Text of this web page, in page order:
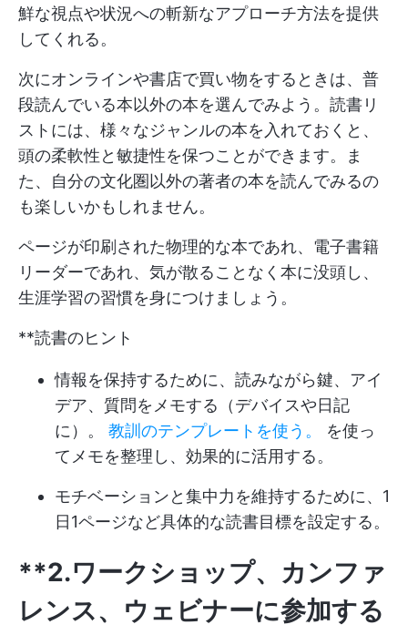
鮮な視点や状況への斬新なアプローチ方法を提供
してくれる。
次にオンラインや書店で買い物をするときは、普
段読んでいる本以外の本を選んでみよう。読書リ
ストには、様々なジャンルの本を入れておくと、
頭の柔軟性と敏捷性を保つことができます。ま
た、自分の文化圏以外の著者の本を読んでみるの
も楽しいかもしれません。
ページが印刷された物理的な本であれ、電子書籍
リーダーであれ、気が散ることなく本に没頭し、
生涯学習の習慣を身につけましょう。
**読書のヒント
情報を保持するために、読みながら鍵、アイ
デア、質問をメモする（デバイスや日記
に）。 教訓のテンプレートを使う。
を使っ
てメモを整理し、効果的に活用する。
モチベーションと集中力を維持するために、1
日1ページなど具体的な読書目標を設定する。
**2.ワークショップ、カンファ
レンス、ウェビナーに参加する